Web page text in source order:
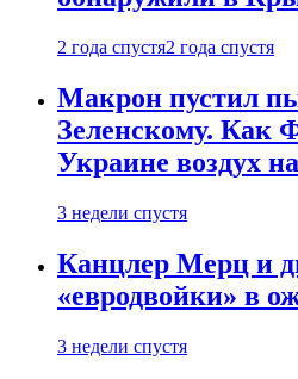
2 года спустя2 года спустя
Макрон пустил
Зеленскому. Как
Украине воздух
3 недели спустя
Канцлер Мерц и
«евродвойки» в
3 недели спустя